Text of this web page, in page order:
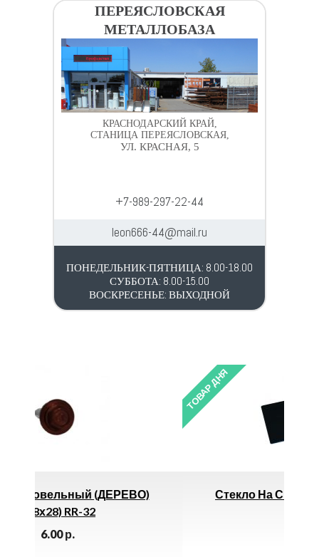
ПЕРЕЯСЛОВСКАЯ
МЕТАЛЛОБАЗА
КРАСНОДАРСКИЙ КРАЙ,
СТАНИЦА ПЕРЕЯСЛОВСКАЯ,
УЛ. КРАСНАЯ, 5
+7-989-297-22-44
leon666-44@mail.ru
ПОНЕДЕЛЬНИК-ПЯТНИЦА: 8.00-18.00
СУББОТА: 8.00-15.00
ВОСКРЕСЕНЬЕ: ВЫХОДНОЙ
ТОВАР ДНЯ
Стекло На Сварочную Маску 110